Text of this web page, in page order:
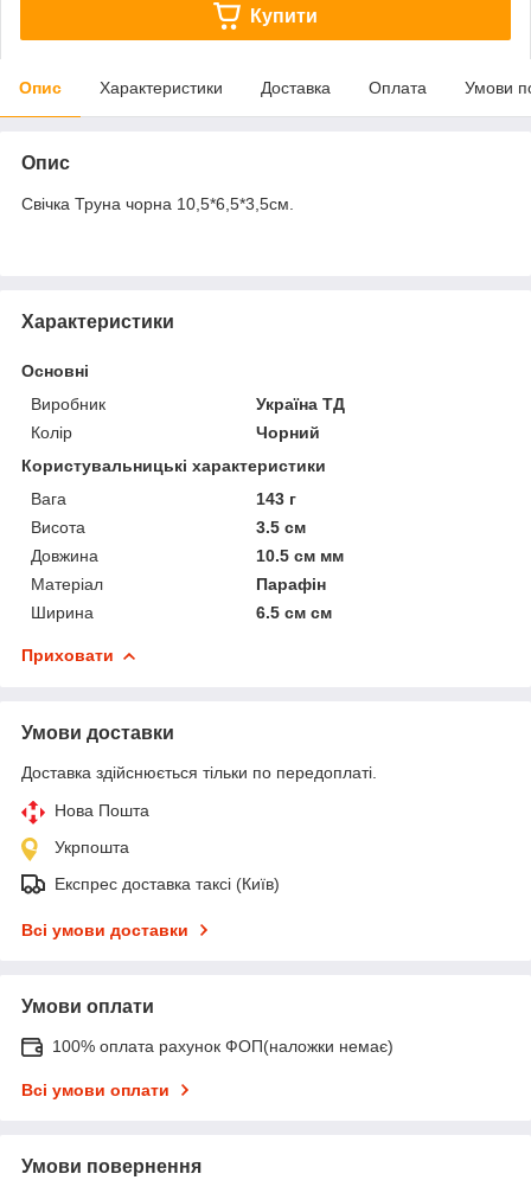
Купити
Опис Характеристики Доставка Оплата Умови
Опис
Свічка Труна чорна 10,5*6,5*3,5см.
Характеристики
Основні
Виробник
Україна ТД
Колір
Чорний
Користувальницькі характеристики
Вага
143 г
Висота
3.5 см
Довжина
10.5 см мм
Матеріал
Парафін
Ширина
6.5 см см
Приховати
Умови доставки
Доставка здійснюється тільки по передоплаті.
Нова Пошта
Укрпошта
Експрес доставка таксі (Київ)
Всі умови доставки
Умови оплати
100% оплата рахунок ФОП(наложки немає)
Всі умови оплати
Умови повернення